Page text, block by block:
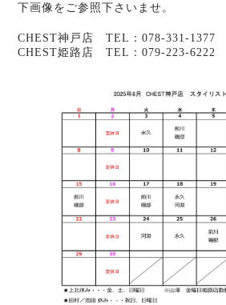
下画像をご参照下さいませ。
CHEST神戸店 TEL：078-331-1377
CHEST姫路店 TEL：079-223-6222